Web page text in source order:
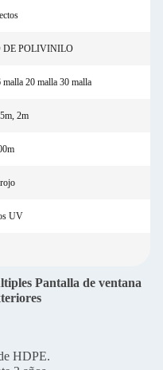
DE POLIVINILO
malla 20 malla 30 malla
2m
UV
Pantalla de ventana
HDPE.